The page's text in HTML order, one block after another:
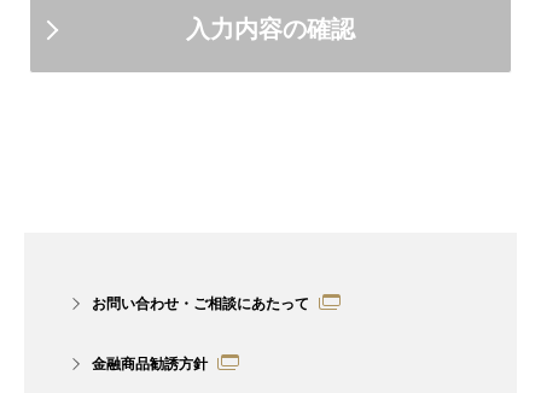
（預金、融資等）に何ら影響をあたえる
7社の職員は法令で決められた業務を除
7社および提携会社が提供する商品・サ
お問い合わせ・ご相談にあたって
金融商品勧誘方針